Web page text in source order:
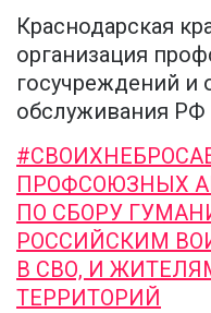
Краснодарская
организация
госучреждений и
обслуживания РФ
ПРОФСОЮЗНЫХ
ПО СБОРУ
РОССИЙСКИМ
В СВО, И
ТЕРРИТОРИЙ